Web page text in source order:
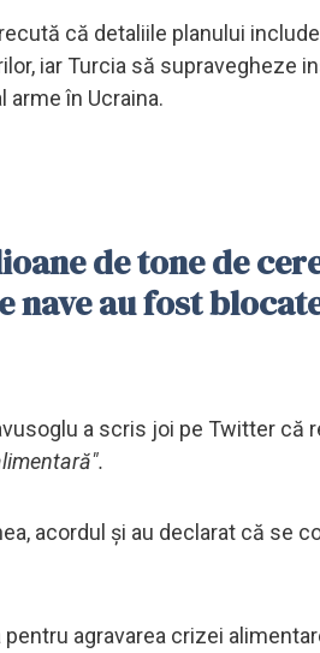
că detaliile planului
iar Turcia să supravegheze
arme în Ucraina.
de tone de
nave au fost
a scris joi pe Twitter că
acordul și au declarat că se
agravarea crizei